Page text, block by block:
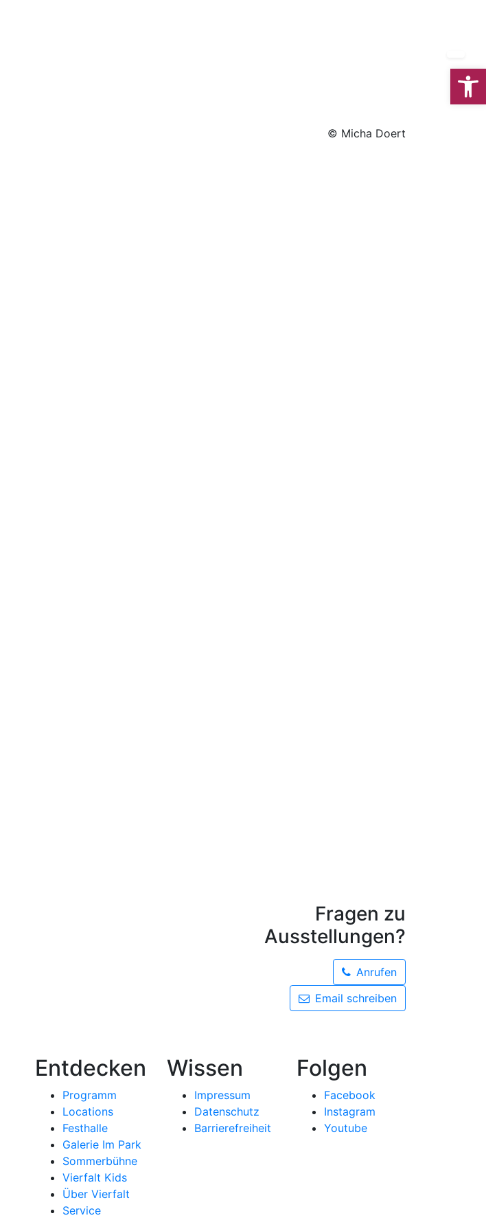
© Micha Doert
Fragen zu
Ausstellungen?
Anrufen
Email schreiben
Entdecken
Programm
Locations
Festhalle
Galerie Im Park
Sommerbühne
Vierfalt Kids
Über Vierfalt
Service
Wissen
Impressum
Datenschutz
Barrierefreiheit
Folgen
Facebook
Instagram
Youtube